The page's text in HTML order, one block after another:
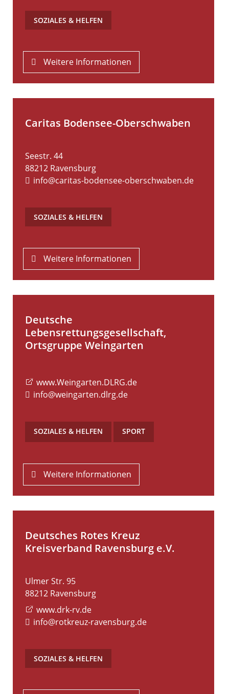
SOZIALES & HELFEN
Weitere Informationen
Caritas Bodensee-Oberschwaben
Seestr. 44
88212 Ravensburg
info@caritas-bodensee-oberschwaben.de
SOZIALES & HELFEN
Weitere Informationen
Deutsche
Lebensrettungsgesellschaft,
Ortsgruppe Weingarten
www.Weingarten.DLRG.de
info@weingarten.dlrg.de
SOZIALES & HELFEN SPORT
Weitere Informationen
Deutsches Rotes Kreuz
Kreisverband Ravensburg e.V.
Ulmer Str. 95
88212 Ravensburg
www.drk-rv.de
info@rotkreuz-ravensburg.de
SOZIALES & HELFEN